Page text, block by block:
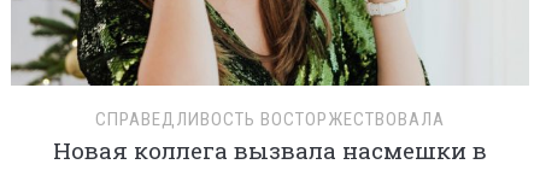
СПРАВЕДЛИВОСТЬ ВОСТОРЖЕСТВОВАЛА
Новая коллега вызвала насмешки в